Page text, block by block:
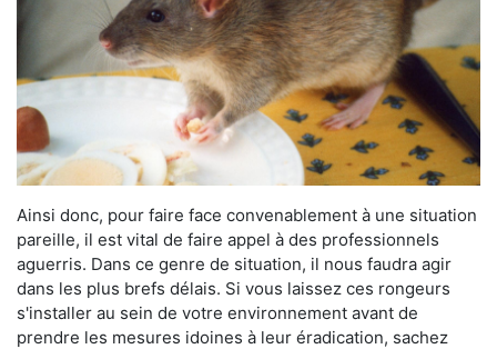
Ainsi donc, pour faire face convenablement à une situation
pareille, il est vital de faire appel à des professionnels
aguerris. Dans ce genre de situation, il nous faudra agir
dans les plus brefs délais. Si vous laissez ces rongeurs
s'installer au sein de votre environnement avant de
prendre les mesures idoines à leur éradication, sachez